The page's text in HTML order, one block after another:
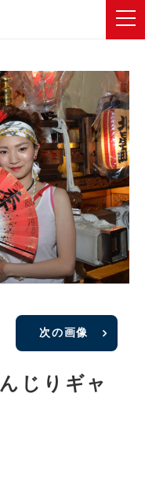
次の画像
じりギャ